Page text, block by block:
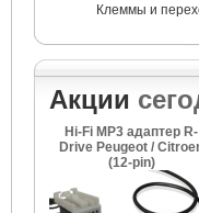
Клеммы и
Акции
Hi-Fi MP3 адаптер R-
Drive Peugeot /
(12-pin)